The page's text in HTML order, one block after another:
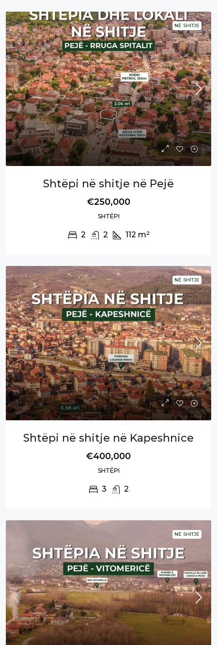
NË SHITJE
Shtëpi në shitje në Pejë
€250,000
SHTËPI
2 2 112 m²
NË SHITJE
Shtëpi në shitje në Kapeshnice
€400,000
SHTËPI
3 2
NË SHITJE